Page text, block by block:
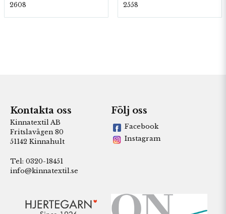
2608 2558
Kontakta oss
Kinnatextil AB
Fritslavägen 80
51142 Kinnahult
Tel: 0320-18451
info@kinnatextil.se
Följ oss
Facebook
Instagram